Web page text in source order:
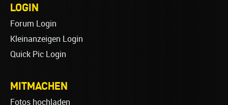
LOGIN
Forum Login
Kleinanzeigen Login
Quick Pic Login
MITMACHEN
Fotos hochladen